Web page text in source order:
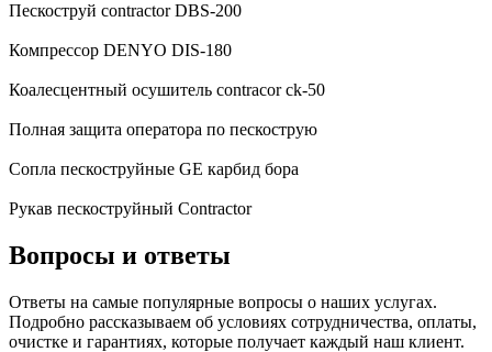
Пескоструй contractor DBS-200
Компрессор DENYO DIS-180
Коалесцентный осушитель contracor ck-50
Полная защита оператора по пескострую
Сопла пескоструйные GE карбид бора
Рукав пескоструйный Contractor
Вопросы и ответы
Ответы на самые популярные вопросы о наших услугах.
Подробно рассказываем об условиях сотрудничества, оплаты,
очистке и гарантиях, которые получает каждый наш клиент.